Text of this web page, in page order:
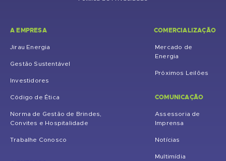
A EMPRESA
Jirau Energia
Gestão Sustentável
Investidores
Código de Ética
Norma de Gestão de Brindes,
Convites e Hospitalidade
Trabalhe Conosco
COMERCIALIZAÇÃO
Mercado de
Energia
Próximos Leilões
COMUNICAÇÃO
Assessoria de
Imprensa
Notícias
Multimídia